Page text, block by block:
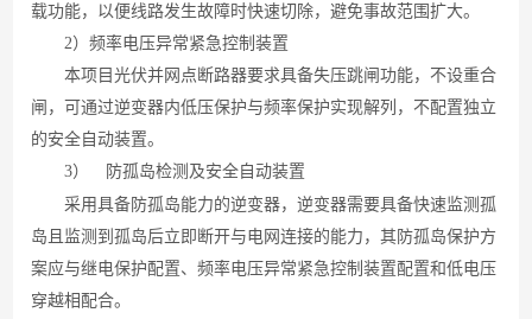
载功能，以便线路发生故障时快速切除，避免事故范围扩大。
2）频率电压异常紧急控制装置
本项目光伏并网点断路器要求具备失压跳闸功能，不设重合
闸，可通过逆变器内低压保护与频率保护实现解列，不配置独立
的安全自动装置。
3）
防孤岛检测及安全自动装置
采用具备防孤岛能力的逆变器，逆变器需要具备快速监测孤
岛且监测到孤岛后立即断开与电网连接的能力，其防孤岛保护方
案应与继电保护配置、频率电压异常紧急控制装置配置和低电压
穿越相配合。